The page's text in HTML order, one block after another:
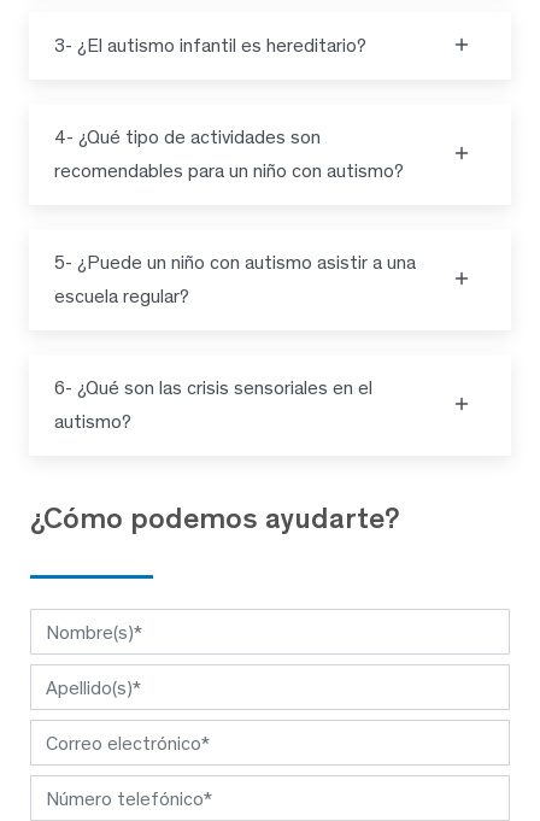
3- ¿El autismo infantil es hereditario?
4- ¿Qué tipo de actividades son
recomendables para un niño con autismo?
5- ¿Puede un niño con autismo asistir a una
escuela regular?
6- ¿Qué son las crisis sensoriales en el
autismo?
¿Cómo podemos ayudarte?